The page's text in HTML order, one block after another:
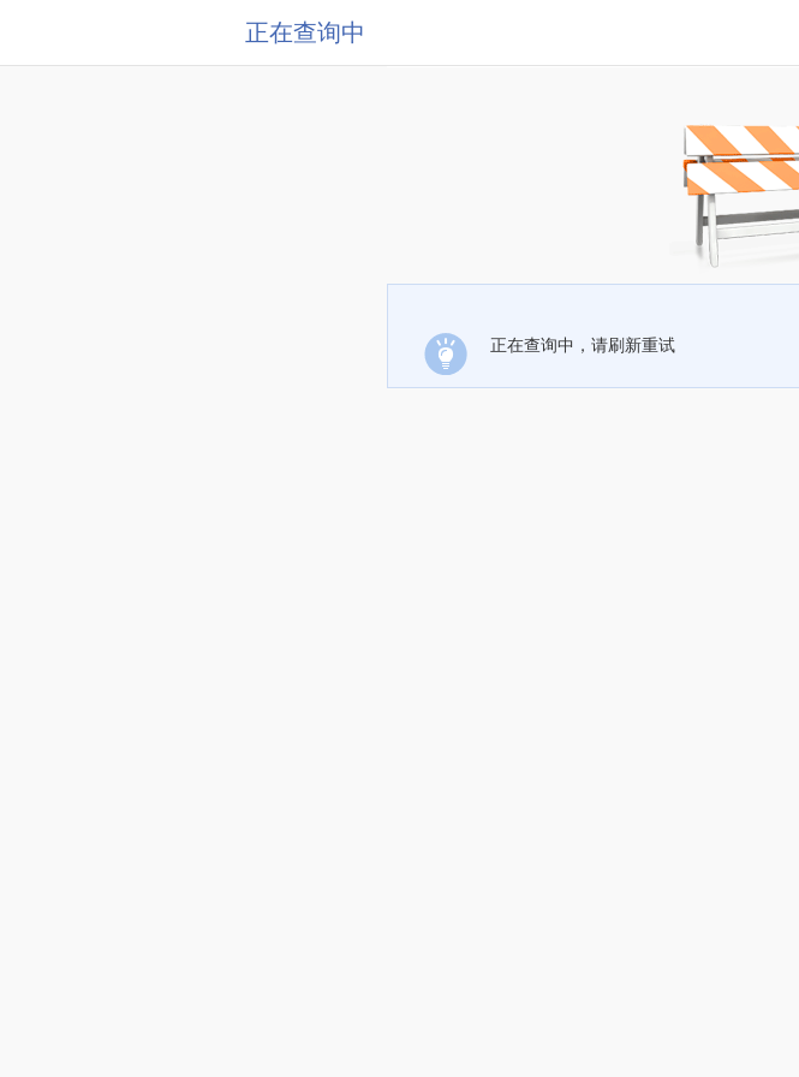
正在查询中
正在查询中，请刷新重试